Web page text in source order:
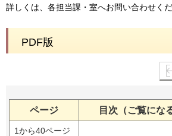
詳しくは、各担当課・室へお問い合わせくだ
PDF版
ページ 目次（ご覧にな
1から40ページ